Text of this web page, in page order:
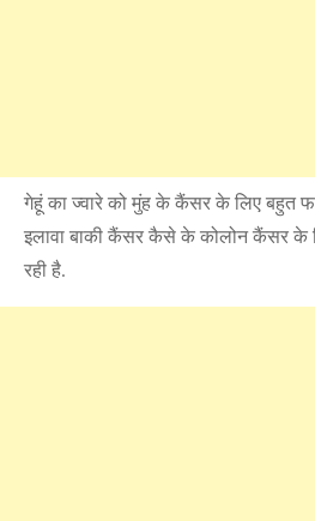
गेहूं का ज्वारे को मुंह के कैंसर के लिए बहुत
इलावा बाकी कैंसर कैसे के कोलोन कैंसर के
रही है.